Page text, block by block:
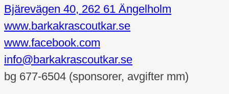
Bjärevägen 40, 262 61 Ängelholm
www.barkakrascoutkar.se
www.facebook.com
info@barkakrascoutkar.se
bg 677-6504 (sponsorer, avgifter mm)